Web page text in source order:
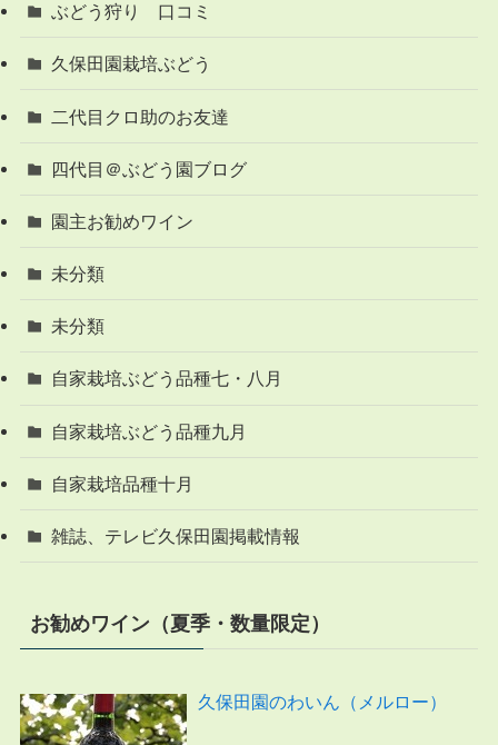
ぶどう狩り 口コミ
久保田園栽培ぶどう
二代目クロ助のお友達
四代目＠ぶどう園ブログ
園主お勧めワイン
未分類
未分類
自家栽培ぶどう品種七・八月
自家栽培ぶどう品種九月
自家栽培品種十月
雑誌、テレビ久保田園掲載情報
お勧めワイン（夏季・数量限定）
久保田園のわいん（メルロー）